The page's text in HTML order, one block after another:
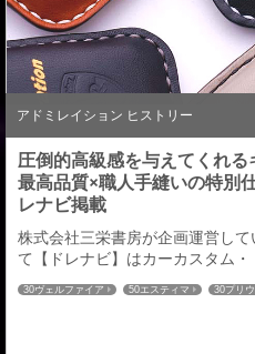
アドミレイション ヒストリー
圧倒的高級感を与えてくれ
最高品質×職人手縫いの特別
レナビ掲載
株式会社三栄書房が企画運営し
て【ドレナビ】はカーカスタム
ト。ドレナビにて「レザーキーケ
のでご紹介させていただきます。
用 好みのカラーは組合せはな
ビ：アドミレイションの記事一
30ヴェルファイア 50エスティマ 30プリ